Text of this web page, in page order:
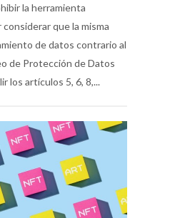
la herramienta
que la misma
de datos contrario al
de Protección de Datos
los artículos 5, 6, 8,...